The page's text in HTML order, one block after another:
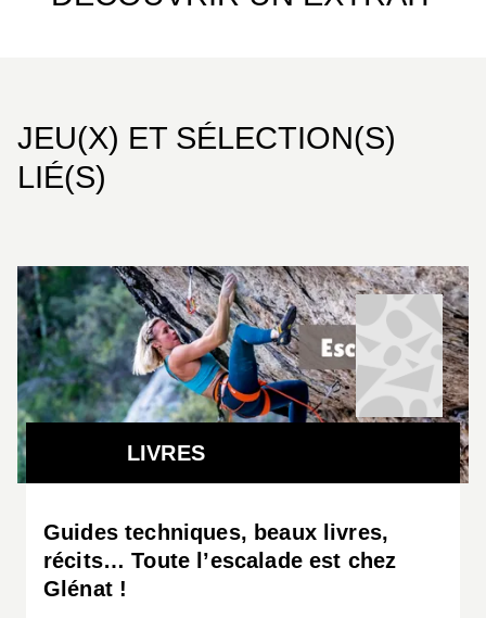
JEU(X) ET SÉLECTION(S)
LIÉ(S)
LIVRES
Guides techniques, beaux livres,
récits… Toute l’escalade est chez
Glénat !